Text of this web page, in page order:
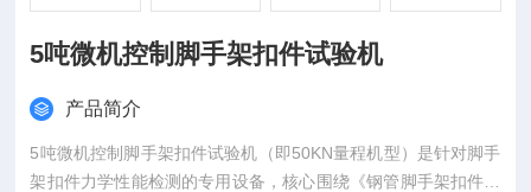
5吨微机控制脚手架扣件试验机
产品简介
5吨微机控制脚手架扣件试验机（即50KN量程机型）是针对脚手
架扣件力学性能检测的专用设备，核心围绕《钢管脚手架扣件》